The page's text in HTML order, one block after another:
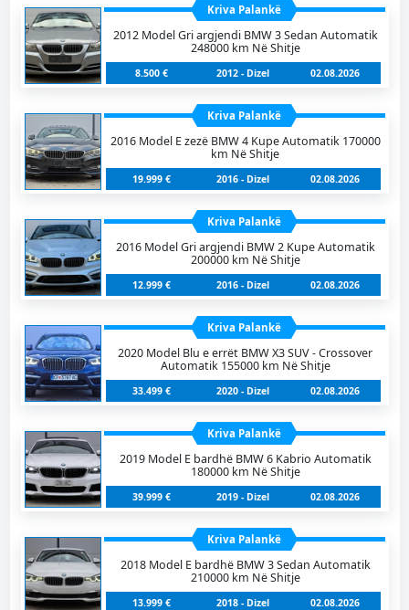
Kriva Palankë
2012 Model Gri argjendi BMW 3 Sedan Automatik
248000 km Në Shitje
8.500 € 2012 - Dizel 02.08.2026
Kriva Palankë
2016 Model E zezë BMW 4 Kupe Automatik 170000
km Në Shitje
19.999 € 2016 - Dizel 02.08.2026
Kriva Palankë
2016 Model Gri argjendi BMW 2 Kupe Automatik
200000 km Në Shitje
12.999 € 2016 - Dizel 02.08.2026
Kriva Palankë
2020 Model Blu e errët BMW X3 SUV - Crossover
Automatik 155000 km Në Shitje
33.499 € 2020 - Dizel 02.08.2026
Kriva Palankë
2019 Model E bardhë BMW 6 Kabrio Automatik
180000 km Në Shitje
39.999 € 2019 - Dizel 02.08.2026
Kriva Palankë
2018 Model E bardhë BMW 3 Sedan Automatik
210000 km Në Shitje
13.999 € 2018 - Dizel 02.08.2026